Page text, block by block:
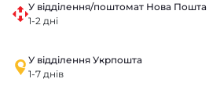
У відділення/поштомат Нова Пошта
1-2 дні
У відділення Укрпошта
1-7 днів